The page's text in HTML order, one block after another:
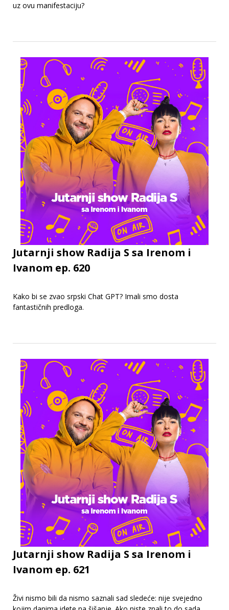
uz ovu manifestaciju?
Jutarnji show Radija S sa Irenom i
Ivanom ep. 620
Kako bi se zvao srpski Chat GPT? Imali smo dosta
fantastičnih predloga.
Jutarnji show Radija S sa Irenom i
Ivanom ep. 621
Živi nismo bili da nismo saznali sad sledeće: nije svejedno